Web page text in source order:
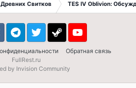
Свитков TES IV Oblivion:
Обратная связь
TelegramTwitter Steam Youtube
FullRest.ru
by Invision Community